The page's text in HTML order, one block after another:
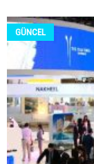
GÜNCEL